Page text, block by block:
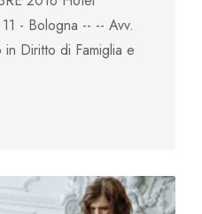
- Bologna -- -- Avv.
Diritto di Famiglia e